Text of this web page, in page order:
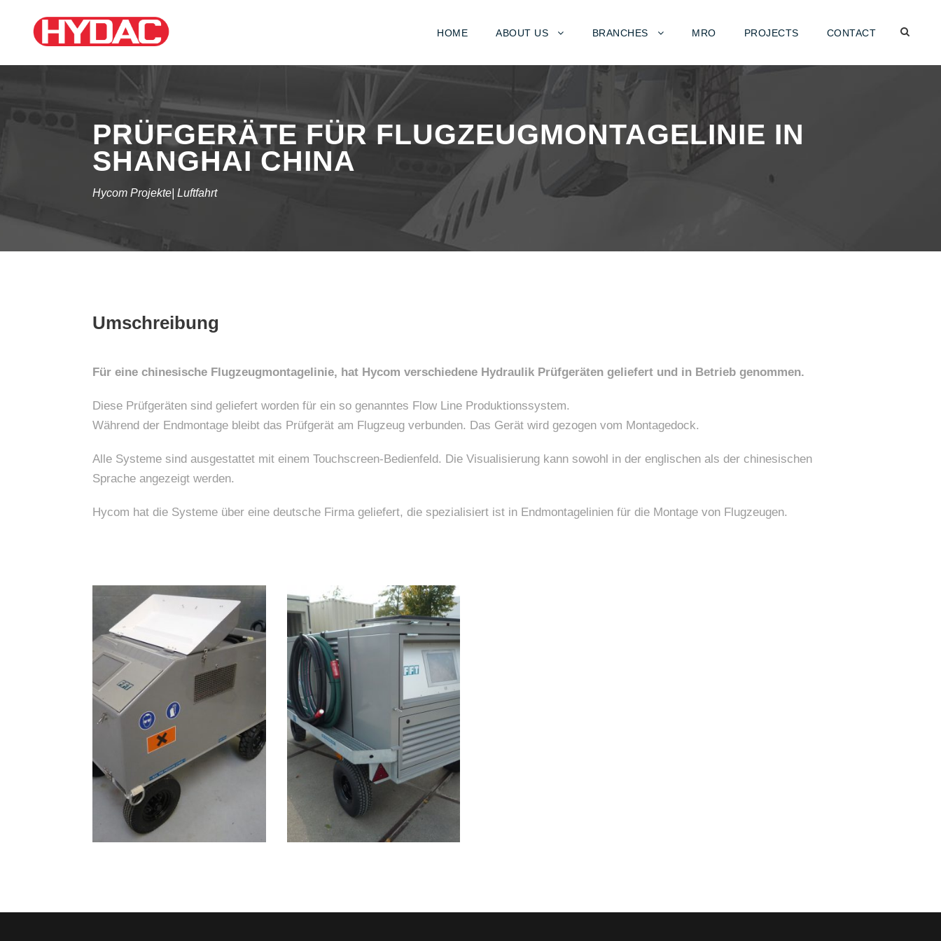
HOME ABOUT US BRANCHES MRO PROJECTS CONTACT
PRÜFGERÄTE FÜR FLUGZEUGMONTAGELINIE IN
SHANGHAI CHINA
Hycom Projekte| Luftfahrt
Umschreibung
Für eine chinesische Flugzeugmontagelinie, hat Hycom verschiedene Hydraulik Prüfgeräten geliefert und in Betrieb genommen.
Diese Prüfgeräten sind geliefert worden für ein so genanntes Flow Line Produktionssystem.
Während der Endmontage bleibt das Prüfgerät am Flugzeug verbunden. Das Gerät wird gezogen vom Montagedock.
Alle Systeme sind ausgestattet mit einem Touchscreen-Bedienfeld. Die Visualisierung kann sowohl in der englischen als der chinesischen
Sprache angezeigt werden.
Hycom hat die Systeme über eine deutsche Firma geliefert, die spezialisiert ist in Endmontagelinien für die Montage von Flugzeugen.